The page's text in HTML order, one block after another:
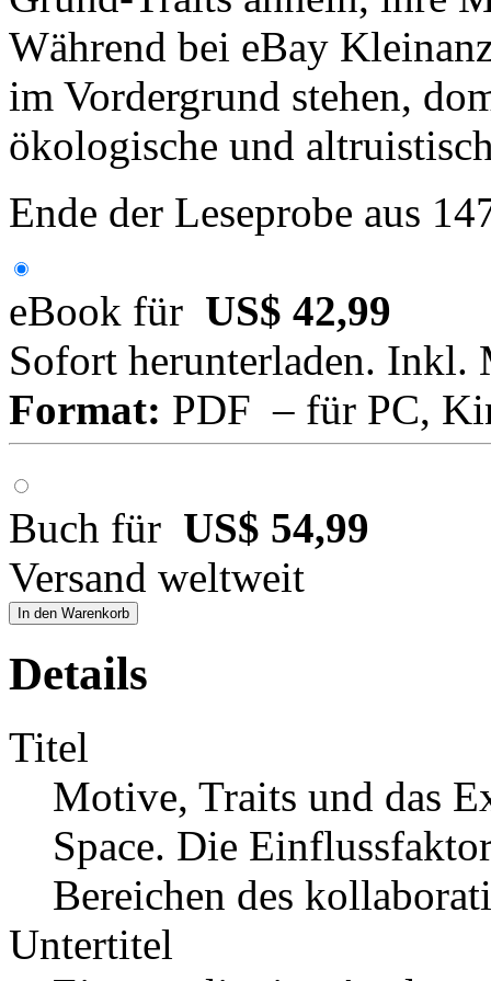
Während bei eBay
im Vordergrund stehen,
ökologische und
Ende der Leseprobe aus
eBook für US$ 42,99
Sofort herunterladen. Inkl.
Format: PDF – für PC,
Buch für US$ 54,99
Versand weltweit
In den Warenkorb
Details
Titel
Motive, Traits und das
Space. Die
Bereichen des
Untertitel